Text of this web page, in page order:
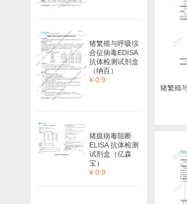
猪繁殖与呼吸综
合征病毒EDISA
抗体检测试剂盒
（纳百）
¥ 0.9
猪瘟病毒阻断
ELISA 抗体检测
试剂盒（亿森
宝）
¥ 0.9